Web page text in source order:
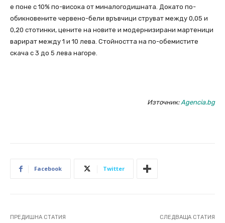
е поне с 10% по-висока от миналогодишната. Докато по-
обикновените червено-бели връвчици струват между 0,05 и
0,20 стотинки, цените на новите и модернизирани мартеници
варират между 1 и 10 лева. Стойността на по-обемистите
скача с 3 до 5 лева нагоре.
Източник:Agencia.bg
Facebook Twitter
ПРЕДИШНА СТАТИЯ СЛЕДВАЩА СТАТИЯ